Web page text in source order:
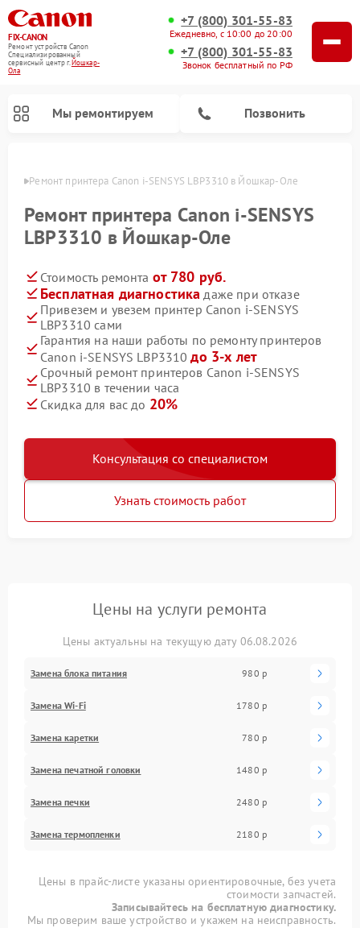
FIX-CANON
Ремонт устройств Canon
Специализированный
cервисный центр г.Йошкар-
Ола
+7 (800) 301-55-83
Ежедневно, с 10:00 до 20:00
+7 (800) 301-55-83
Звонок бесплатный по РФ
Мы ремонтируем Позвонить
Оле Ремонт принтера Canon i-SENSYS LBP3310 в Йошкар-Оле
Ремонт принтера Canon i-SENSYS
LBP3310 в Йошкар-Оле
Стоимость ремонта от 780 руб.
Бесплатная диагностика даже при отказе
Привезем и увезем принтер Canon i-SENSYS
LBP3310 сами
Гарантия на наши работы по ремонту принтеров
Canon i-SENSYS LBP3310до 3-х лет
Срочный ремонт принтеров Canon i-SENSYS
LBP3310 в течении часа
Скидка для вас до 20%
Консультация со специалистом
Узнать стоимость работ
Цены на услуги ремонта
Цены актуальны на текущую дату 06.08.2026
Замена блока питания 980 р
Замена Wi-Fi 1780 р
Замена каретки 780 р
Замена печатной головки 1480 р
Замена печки 2480 р
Замена термопленки 2180 р
Цены в прайс-листе указаны ориентировочные, без учета
стоимости запчастей.
Записывайтесь на бесплатную диагностику.
Мы проверим ваше устройство и укажем на неисправность.